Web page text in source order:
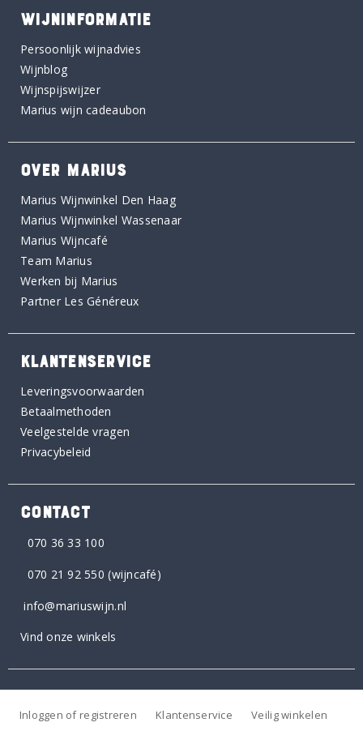
WIJNINFORMATIE
Persoonlijk wijnadvies
Wijnblog
Wijnspijswijzer
Marius wijn cadeaubon
OVER MARIUS
Marius Wijnwinkel Den Haag
Marius Wijnwinkel Wassenaar
Marius Wijncafé
Team Marius
Werken bij Marius
Partner Les Généreux
KLANTENSERVICE
Leveringsvoorwaarden
Betaalmethoden
Veelgestelde vragen
Privacybeleid
CONTACT
070 36 33 100
070 21 92 550 (wijncafé)
info@mariuswijn.nl
Vind onze winkels
Inloggen of registreren Klantenservice Veilig winkelen